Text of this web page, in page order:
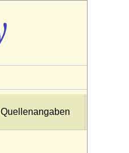
Quellenangaben